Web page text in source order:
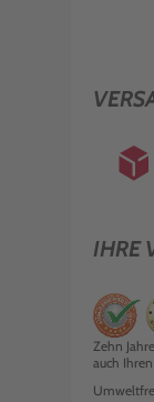
IHRE
Zehn Jahre
auch